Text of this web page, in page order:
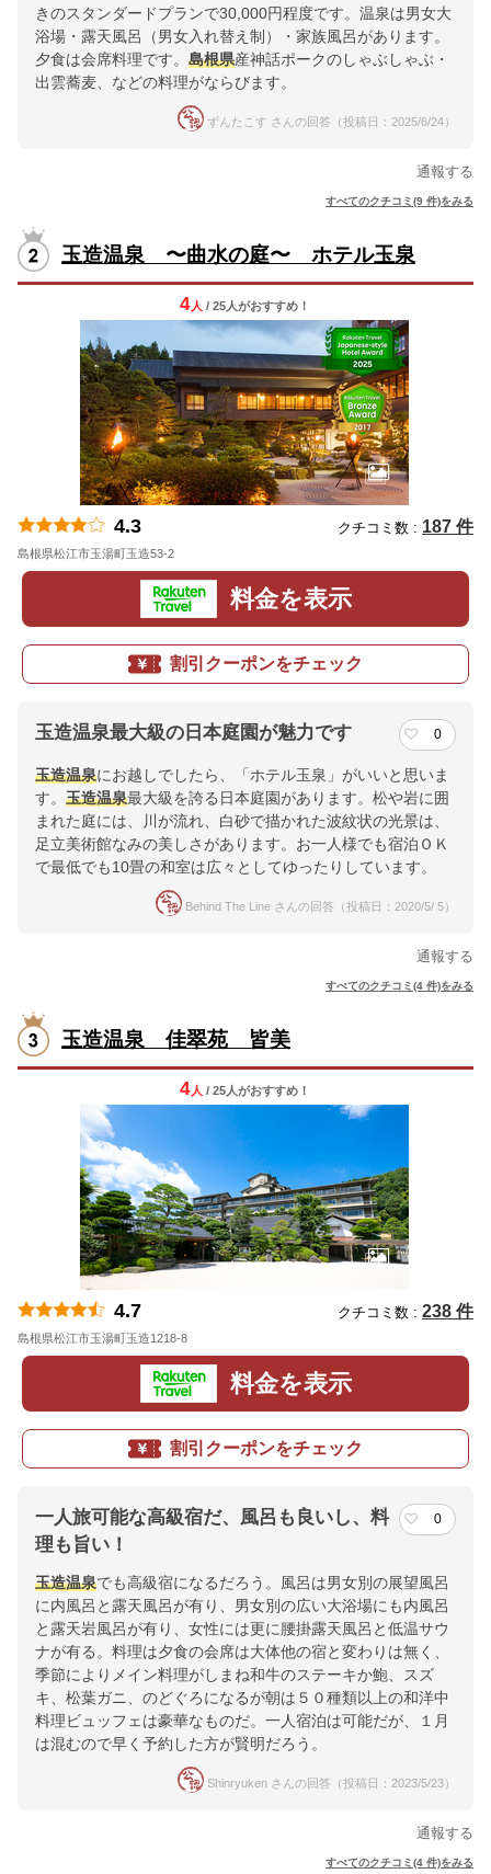
きのスタンダードプランで30,000円程度です。温泉は男女大
浴場・露天風呂（男女入れ替え制）・家族風呂があります。
夕食は会席料理です。 島根県産神話ポークのしゃぶしゃぶ・
出雲蕎麦、などの料理がならびます。
ずんたこす さんの回答（投稿日：2025/6/24）
通報する
すべてのクチコミ(9 件)をみる
玉造温泉 〜曲水の庭〜 ホテル玉泉
4人 / 25人がおすすめ！
4.3 クチコミ数 : 187 件
島根県松江市玉湯町玉造53-2
料金を表示
割引クーポンをチェック
玉造温泉最大級の日本庭園が魅力です 0
玉造温泉にお越しでしたら、「ホテル玉泉」がいいと思いま
す。 玉造温泉最大級を誇る日本庭園があります。松や岩に囲
まれた庭には、川が流れ、白砂で描かれた波紋状の光景は、
足立美術館なみの美しさがあります。お一人様でも宿泊ＯＫ
で最低でも10畳の和室は広々としてゆったりしています。
Behind The Line さんの回答（投稿日：2020/5/ 5）
通報する
すべてのクチコミ(4 件)をみる
玉造温泉 佳翠苑 皆美
4人 / 25人がおすすめ！
4.7 クチコミ数 : 238 件
島根県松江市玉湯町玉造1218-8
料金を表示
割引クーポンをチェック
一人旅可能な高級宿だ、風呂も良いし、料
理も旨い！
0
玉造温泉でも高級宿になるだろう。風呂は男女別の展望風呂
に内風呂と露天風呂が有り、男女別の広い大浴場にも内風呂
と露天岩風呂が有り、女性には更に腰掛露天風呂と低温サウ
ナが有る。料理は夕食の会席は大体他の宿と変わりは無く、
季節によりメイン料理がしまね和牛のステーキか鮑、スズ
キ、松葉ガニ、のどぐろになるが朝は５０種類以上の和洋中
料理ビュッフェは豪華なものだ。一人宿泊は可能だが、１月
は混むので早く予約した方が賢明だろう。
Shinryuken さんの回答（投稿日：2023/5/23）
通報する
すべてのクチコミ(4 件)をみる